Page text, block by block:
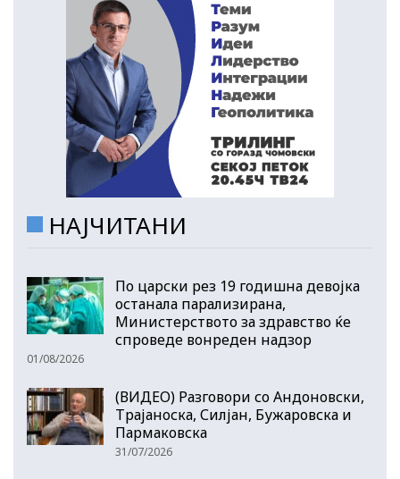
НАЈЧИТАНИ
По царски рез 19 годишна девојка
останала парализирана,
Министерството за здравство ќе
спроведе вонреден надзор
01/08/2026
(ВИДЕО) Разговори со Андоновски,
Трајаноска, Силјан, Бужаровска и
Пармаковска
31/07/2026